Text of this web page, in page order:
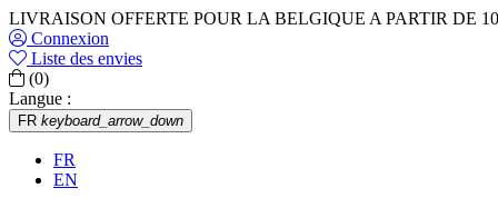
LIVRAISON OFFERTE POUR LA BELGIQUE A PARTIR DE
Connexion
Liste des envies
(0)
Langue :
FR keyboard_arrow_down
FR
EN